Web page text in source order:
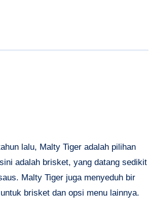
lalu, Malty Tiger adalah pilihan
adalah brisket, yang datang sedikit
Malty Tiger juga menyeduh bir
brisket dan opsi menu lainnya.